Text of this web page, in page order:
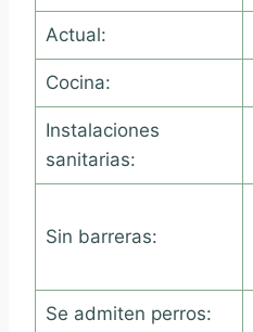
Actual:
Cocina:
Instalaciones
sanitarias:
Sin barreras:
Se admiten perros: